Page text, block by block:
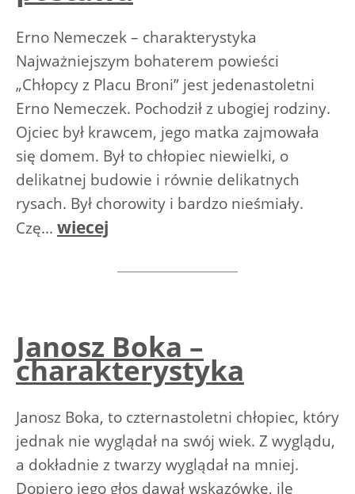
Erno Nemeczek – charakterystyka
Najważniejszym bohaterem powieści
„Chłopcy z Placu Broni” jest jedenastoletni
Erno Nemeczek. Pochodził z ubogiej rodziny.
Ojciec był krawcem, jego matka zajmowała
się domem. Był to chłopiec niewielki, o
delikatnej budowie i równie delikatnych
rysach. Był chorowity i bardzo nieśmiały.
Czę... wiecej
Janosz Boka –
charakterystyka
Janosz Boka, to czternastoletni chłopiec, który
jednak nie wyglądał na swój wiek. Z wyglądu,
a dokładnie z twarzy wyglądał na mniej.
Dopiero jego głos dawał wskazówkę, ile